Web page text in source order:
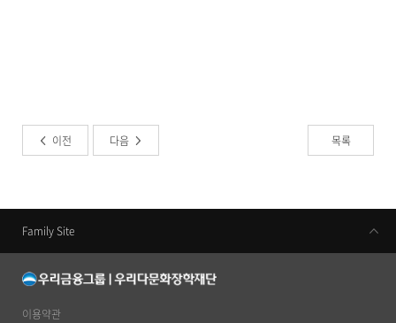
이전 다음 목록
이용약관
Family Site
우리금융지주
우리은행
동양생명